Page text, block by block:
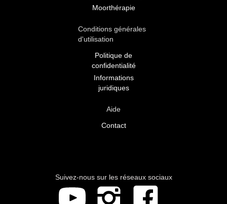
Moorthérapie
Conditions générales
d'utilisation
Politique de
confidentialité
Informations
juridiques
Aide
Contact
Suivez-nous sur les réseaux sociaux